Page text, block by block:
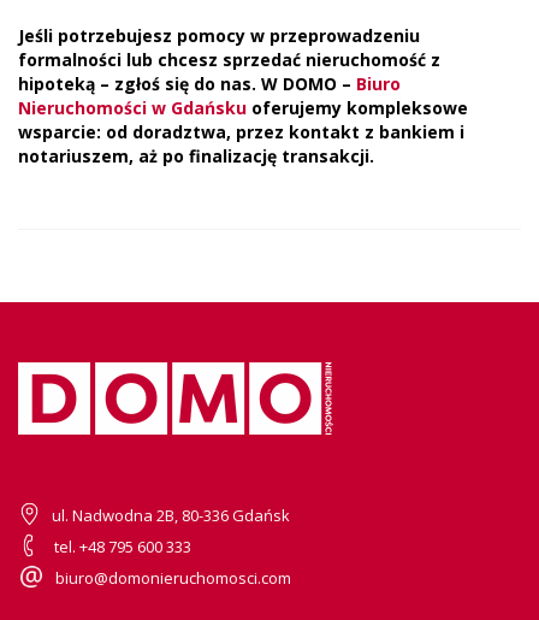
Jeśli potrzebujesz pomocy w przeprowadzeniu
formalności lub chcesz sprzedać nieruchomość z
hipoteką – zgłoś się do nas. W DOMO – Biuro
Nieruchomości w Gdańsku oferujemy kompleksowe
wsparcie: od doradztwa, przez kontakt z bankiem i
notariuszem, aż po finalizację transakcji.
ul. Nadwodna 2B, 80-336 Gdańsk
tel. +48 795 600 333
biuro@domonieruchomosci.com